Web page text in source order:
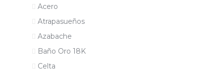
Acero
Atrapasueños
Azabache
Baño Oro 18K
Celta